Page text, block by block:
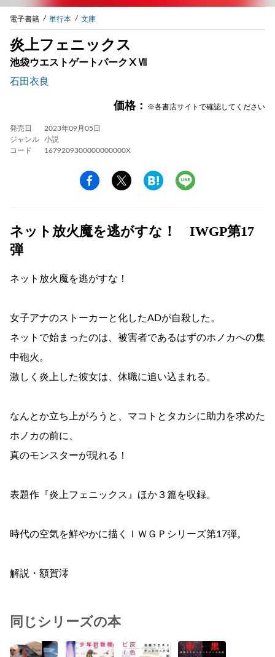
電子書籍 単行本 文庫
炎上フェニックス
池袋ウエストゲートパークⅩⅦ
石田衣良
価格： ※各書店サイトで確認してください
発売日
2023年09月05日
ジャンル
小説
コード
1679209300000000000X
ネット放火魔を逃がすな！ IWGP第17
弾
ネット放火魔を逃がすな！
女子アナのストーカーと化したADが自殺した。
ネットで始まったのは、被害者であるはずのホノカへの集
中砲火。
激しく炎上した彼女は、休職に追い込まれる。
なんとか立ち上がろうと、マコトとタカシに助力を求めた
ホノカの前に、
真のモンスターが現れる！
表題作『炎上フェニックス』ほか３篇を収録。
時代の空気を鮮やかに描くＩＷＧＰシリーズ第17弾。
解説・額賀澪
同じシリーズの本